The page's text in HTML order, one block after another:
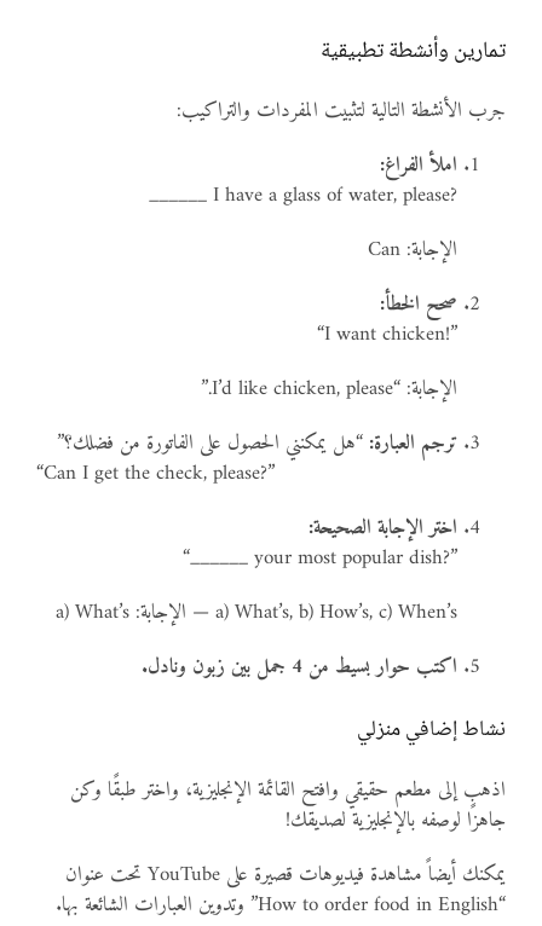
تمارين وأنشطة تطبيقية
جرب الأنشطة التالية لتثبيت المفردات والتراكيب:
املأ الفراغ:
______ I have a glass of water, please?
الإجابة: Can
صحح الخطأ:
“I want chicken!”
الإجابة: “I’d like chicken, please.”
ترجم العبارة: “هل يمكنني الحصول على الفاتورة من فضلك؟”
“Can I get the check, please?”
اختر الإجابة الصحيحة:
“______ your most popular dish?”
a) What’s, b) How’s, c) When’s — الإجابة: a) What’s
اكتب حوار بسيط من 4 جمل بين زبون ونادل.
نشاط إضافي منزلي
اذهب إلى مطعم حقيقي وافتح القائمة الإنجليزية، واختر طبقًا وكن
جاهزًا لوصفه بالإنجليزية لصديقك!
يمكنك أيضاً مشاهدة فيديوهات قصيرة على YouTube تحت عنوان
“How to order food in English” وتدوين العبارات الشائعة بها.